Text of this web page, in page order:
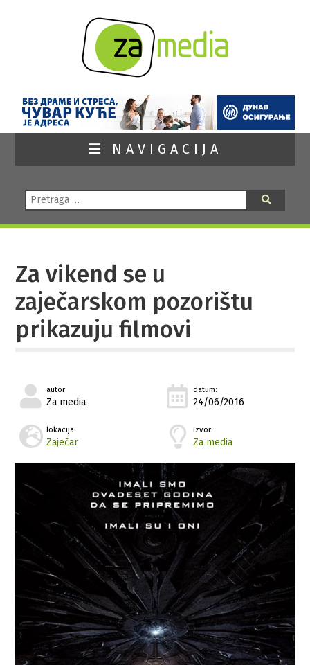
NAVIGACIJA
Pretraga:
Za vikend se u
zaječarskom pozorištu
prikazuju filmovi
autor:
Za media
datum:
24/06/2016
lokacija:
Zaječar
izvor:
Za media